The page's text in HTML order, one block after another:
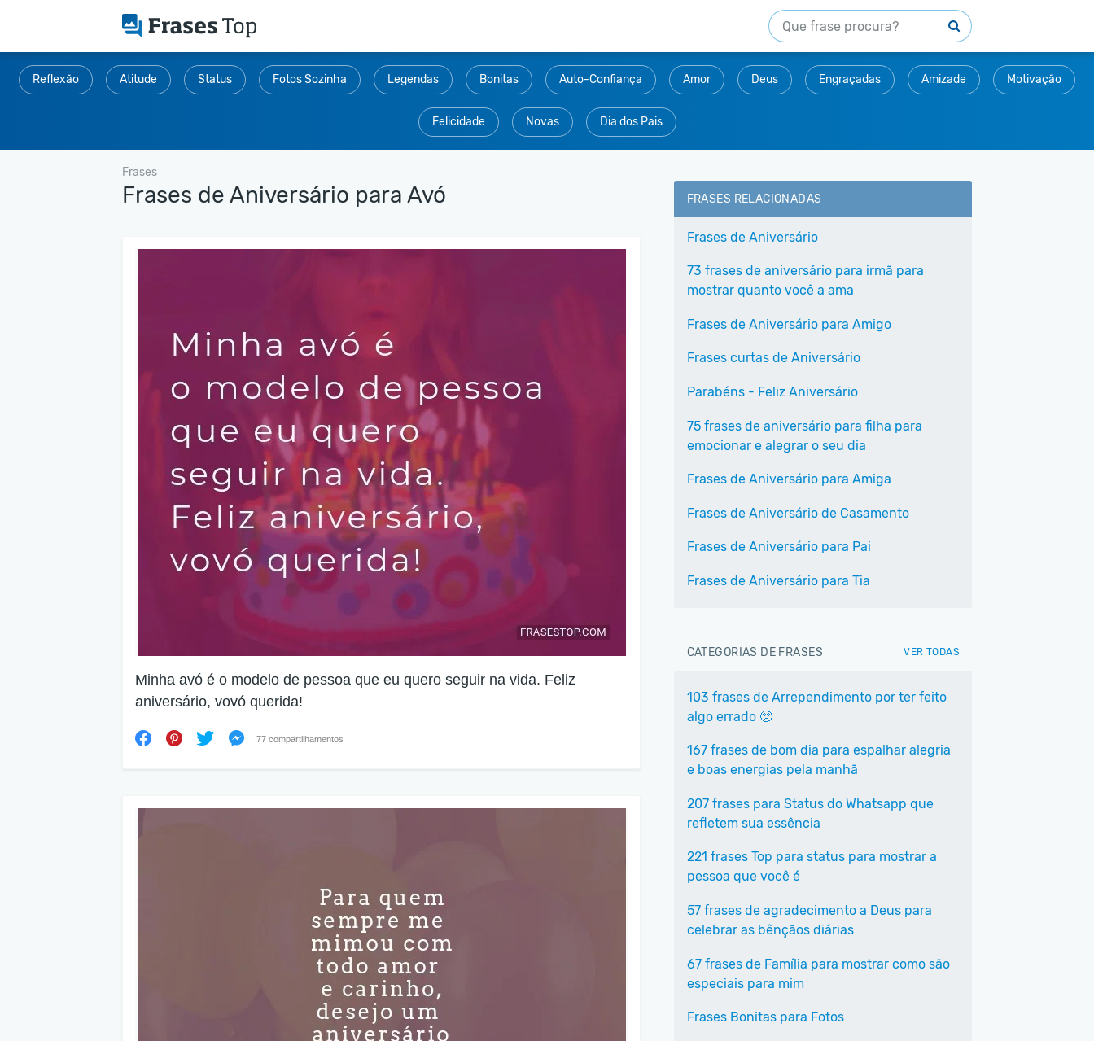
Reflexão Atitude Status Fotos Sozinha Legendas Bonitas Auto-Confiança Amor Deus Engraçadas Amizade Motivação
Felicidade Novas Dia dos Pais
Frases
Frases de Aniversário para Avó
Minha avó é o modelo de pessoa que eu quero seguir na vida. Feliz
aniversário, vovó querida!
77 compartilhamentos
FRASES RELACIONADAS
Frases de Aniversário
73 frases de aniversário para irmã para
mostrar quanto você a ama
Frases de Aniversário para Amigo
Frases curtas de Aniversário
Parabéns - Feliz Aniversário
75 frases de aniversário para filha para
emocionar e alegrar o seu dia
Frases de Aniversário para Amiga
Frases de Aniversário de Casamento
Frases de Aniversário para Pai
Frases de Aniversário para Tia
CATEGORIAS DE FRASES VER TODAS
103 frases de Arrependimento por ter feito
algo errado 🥺
167 frases de bom dia para espalhar alegria
e boas energias pela manhã
207 frases para Status do Whatsapp que
refletem sua essência
221 frases Top para status para mostrar a
pessoa que você é
57 frases de agradecimento a Deus para
celebrar as bênçãos diárias
67 frases de Família para mostrar como são
especiais para mim
Frases Bonitas para Fotos